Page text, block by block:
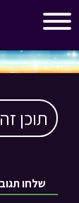
תוכן
שלחו